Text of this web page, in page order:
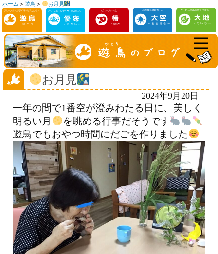
コ
ン
テ
ン
ツ
へ
ス
ホーム > 遊鳥 > お月見
お月見
2024年9月20日
一年の間で1番空が澄みわたる日に、美しく
明るい月
を眺める行事だそうです
遊鳥でもおやつ時間にだごを作りました